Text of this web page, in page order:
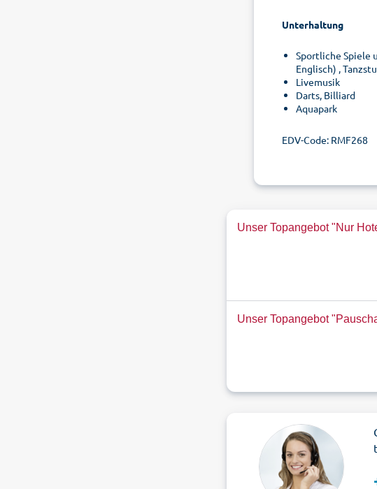
Unterhaltung
Sportliche Spiele
Englisch) ,
Livemusik
Darts, Billiard
Aquapark
EDV-Code: RMF268
Unser Topangebot "Nur
Unser Topangebot